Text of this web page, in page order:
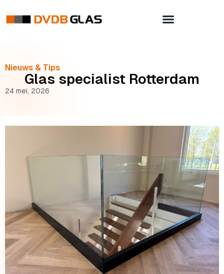
Nieuws & Tips
Glas specialist Rotterdam
24 mei, 2026